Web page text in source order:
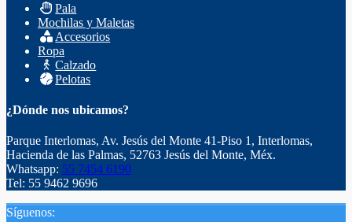
Pala
Mochilas y Maletas
Accesorios
Ropa
Calzado
Pelotas
¿Dónde nos ubicamos?
Parque Interlomas, Av. Jesús del Monte 41-Piso 1, Interlomas,
Hacienda de las Palmas, 52763 Jesús del Monte, Méx.
Whatsapp: 55 7454 6190
Tel: 55 9462 9696
Síguenos: